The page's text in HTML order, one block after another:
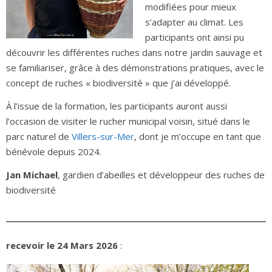
modifiées pour mieux
s’adapter au climat. Les
participants ont ainsi pu
découvrir les différentes ruches dans notre jardin sauvage et
se familiariser, grâce à des démonstrations pratiques, avec le
concept de ruches « biodiversité » que j’ai développé.
À l’issue de la formation, les participants auront aussi
l’occasion de visiter le rucher municipal voisin, situé dans le
parc naturel de Villers-sur-Mer, dont je m’occupe en tant que
bénévole depuis 2024.
Jan Michael, gardien d’abeilles et développeur des ruches de
biodiversité
recevoir le 24 Mars 2026 :